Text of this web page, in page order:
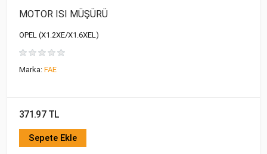
MOTOR ISI MÜŞÜRÜ
OPEL (X1.2XE/X1.6XEL)
Marka: FAE
371.97 TL
Sepete Ekle